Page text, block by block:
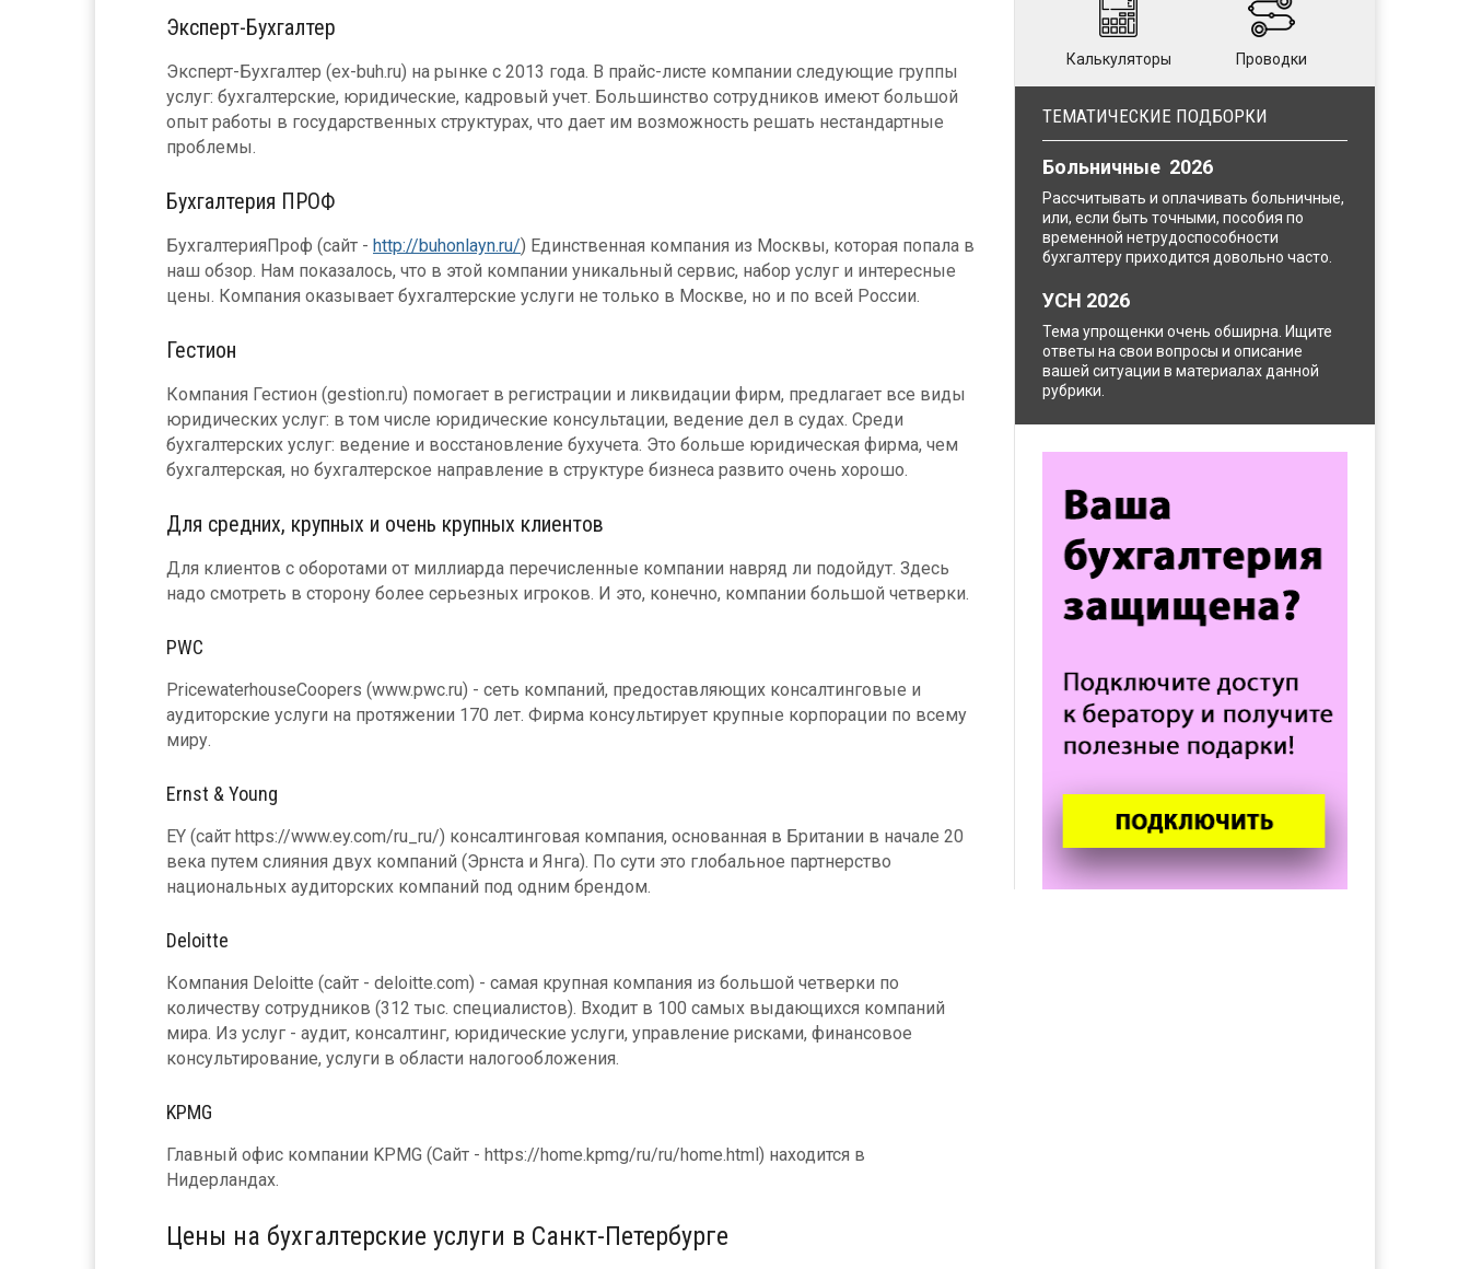
Эксперт-Бухгалтер
Эксперт-Бухгалтер (ex-buh.ru) на рынке с 2013 года. В прайс-листе компании следующие группы
услуг: бухгалтерские, юридические, кадровый учет. Большинство сотрудников имеют большой
опыт работы в государственных структурах, что дает им возможность решать нестандартные
проблемы.
Бухгалтерия ПРОФ
БухгалтерияПроф (сайт - http://buhonlayn.ru/) Единственная компания из Москвы, которая попала в
наш обзор. Нам показалось, что в этой компании уникальный сервис, набор услуг и интересные
цены. Компания оказывает бухгалтерские услуги не только в Москве, но и по всей России.
Гестион
Компания Гестион (gestion.ru) помогает в регистрации и ликвидации фирм, предлагает все виды
юридических услуг: в том числе юридические консультации, ведение дел в судах. Среди
бухгалтерских услуг: ведение и восстановление бухучета. Это больше юридическая фирма, чем
бухгалтерская, но бухгалтерское направление в структуре бизнеса развито очень хорошо.
Для средних, крупных и очень крупных клиентов
Для клиентов с оборотами от миллиарда перечисленные компании навряд ли подойдут. Здесь
надо смотреть в сторону более серьезных игроков. И это, конечно, компании большой четверки.
PWC
PricewaterhouseCoopers (www.pwc.ru) - сеть компаний, предоставляющих консалтинговые и
аудиторские услуги на протяжении 170 лет. Фирма консультирует крупные корпорации по всему
миру.
Ernst & Young
EY (сайт https://www.ey.com/ru_ru/) консалтинговая компания, основанная в Британии в начале 20
века путем слияния двух компаний (Эрнста и Янга). По сути это глобальное партнерство
национальных аудиторских компаний под одним брендом.
Deloitte
Компания Deloitte (сайт - deloitte.com) - самая крупная компания из большой четверки по
количеству сотрудников (312 тыс. специалистов). Входит в 100 самых выдающихся компаний
мира. Из услуг - аудит, консалтинг, юридические услуги, управление рисками, финансовое
консультирование, услуги в области налогообложения.
KPMG
Главный офис компании KPMG (Сайт - https://home.kpmg/ru/ru/home.html) находится в
Нидерландах.
Цены на бухгалтерские услуги в Санкт-Петербурге
Калькуляторы Проводки
ТЕМАТИЧЕСКИЕ ПОДБОРКИ
Больничные 2026
Рассчитывать и оплачивать больничные,
или, если быть точными, пособия по
временной нетрудоспособности
бухгалтеру приходится довольно часто.
УСН 2026
Тема упрощенки очень обширна. Ищите
ответы на свои вопросы и описание
вашей ситуации в материалах данной
рубрики.